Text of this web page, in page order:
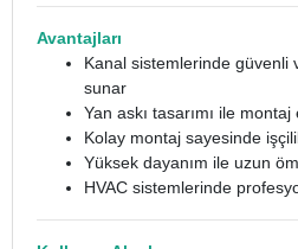
Avantajları
Kanal sistemlerinde güvenli
sunar
Yan askı tasarımı ile
Kolay montaj sayesinde
Yüksek dayanım ile uzun
HVAC sistemlerinde